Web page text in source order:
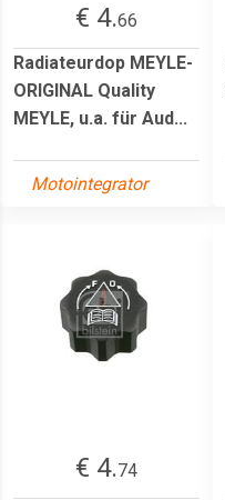
€ 4.66
Radiateurdop MEYLE-
ORIGINAL Quality
MEYLE, u.a. für Aud...
Motointegrator
€ 4.74